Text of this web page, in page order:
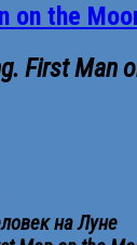
the
First Man
на Луне